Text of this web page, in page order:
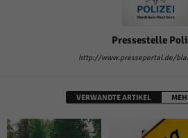
Pressestelle
http://www.presseportal.de/
VERWANDTE ARTIKEL